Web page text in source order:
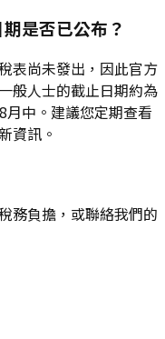
是否已公布？
表尚未發出，因此官方
般人士的截止日期約為
中。建議您定期查看
資訊。
務負擔，或聯絡我們的